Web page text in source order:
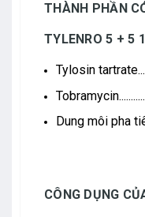
THÀNH PHẦN
TYLENRO 5 + 5
Tylosin
Dung môi pha
CÔNG DỤNG